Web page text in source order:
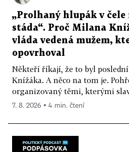
„Prolhaný hlupák v
stáda“. Proč Milana
vláda vedená mužem,
opovrhoval
Někteří říkají, že to byl
Knížáka. A něco na tom je.
organizovaný těmi, kterými
7. 8. 2026 ▪ 4 min. čtení